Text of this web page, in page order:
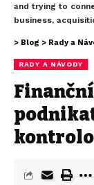
and trying to
business,
> Blog > Rady a
RADY A NÁVODY